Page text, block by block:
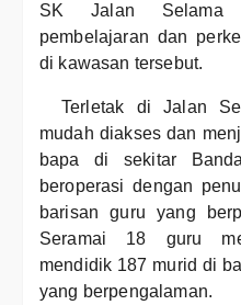
SK Jalan Selama
pembelajaran dan
di kawasan tersebut.
Terletak di Jalan
mudah diakses dan
bapa di sekitar
beroperasi dengan
barisan guru yang
Seramai 18 guru
mendidik 187 murid di
yang berpengalaman.